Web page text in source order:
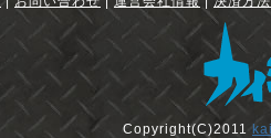
Copyright(C)2011